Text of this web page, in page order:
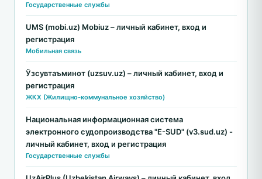
Государственные службы
UMS (mobi.uz) Mobiuz – личный кабинет, вход и
регистрация
Мобильная связь
Ўзсувтаъминот (uzsuv.uz) – личный кабинет, вход и
регистрация
ЖКХ (Жилищно-коммунальное хозяйство)
Национальная информационная система
электронного судопроизводства "E-SUD" (v3.sud.uz) -
личный кабинет, вход и регистрация
Государственные службы